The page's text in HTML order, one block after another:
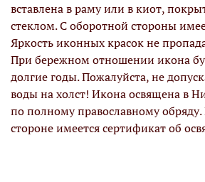
вставлена в раму или в киот,
стеклом. С оборотной стороны
Яркость иконных красок не
При бережном отношении икона
долгие годы. Пожалуйста, не
воды на холст! Икона освящена в
по полному православному
стороне имеется сертификат об